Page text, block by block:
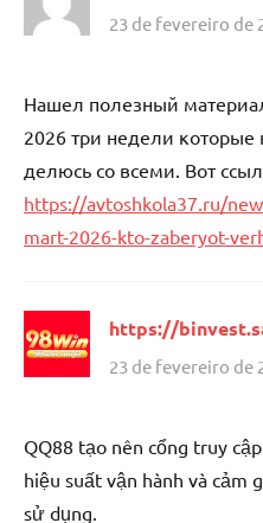
23 de fevereiro de
Нашел полезный
2026 три недели которые
делюсь со всеми. Вот
https://avtoshkola37.ru/
mart-2026-kto-zaberyot-
https://
23 de fevereiro de
QQ88 tạo nên cổng truy
hiệu suất vận hành và cảm
sử dụng.